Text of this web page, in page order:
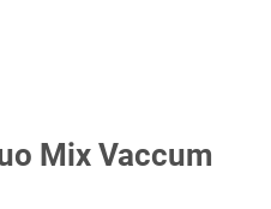
Mix Vaccum